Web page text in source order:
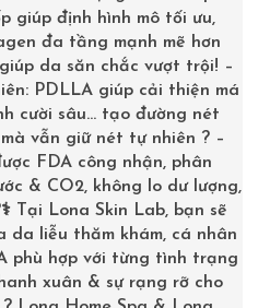
vi kim giúp kích thích sự tái
Khi da bị tổn thương do
cần được thay thế để loại bỏ
và làm đều màu da.
dưỡng chất như Vitamin C,
thâm nhập sâu vào lớp
sắc tố, làm mờ vết thâm
chức năng tái tạo của da.
ích nổi bật:
pháp trị thâm mụn hiện
giúp định hình mô tối ưu,
đa tầng mạnh mẽ hơn
da săn chắc vượt trội! –
PDLLA giúp cải thiện má
cười sâu… tạo đường nét
vẫn giữ nét tự nhiên ? –
FDA công nhận, phân
& CO2, không lo dư lượng,
Tại Lona Skin Lab, bạn sẽ
da liễu thăm khám, cá nhân
phù hợp với từng tình trạng
xuân & sự rạng rỡ cho